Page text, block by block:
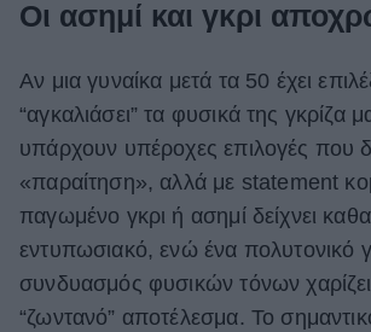
Οι ασημί και γκρι
Αν μια γυναίκα μετά τα 50 έχει
“αγκαλιάσει” τα φυσικά της γκρίζα
υπάρχουν υπέροχες επιλογές που
«παραίτηση», αλλά με statement
παγωμένο γκρι ή ασημί δείχνει
εντυπωσιακό, ενώ ένα πολυτονικό
συνδυασμός φυσικών τόνων
“ζωντανό” αποτέλεσμα. Το